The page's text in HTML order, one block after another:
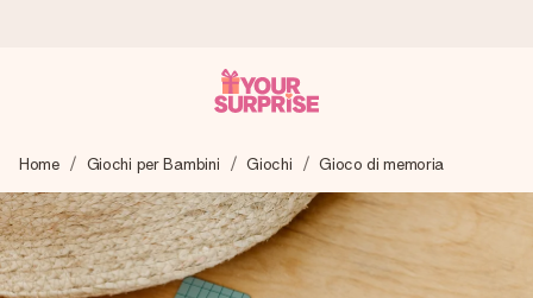
Prepariamo il tuo regalo con attenzione e lo spediamo in un
lampo – così potrai consegnarlo al momento giusto, quando
conta davvero.
Home Giochi per Bambini Giochi Gioco di memoria